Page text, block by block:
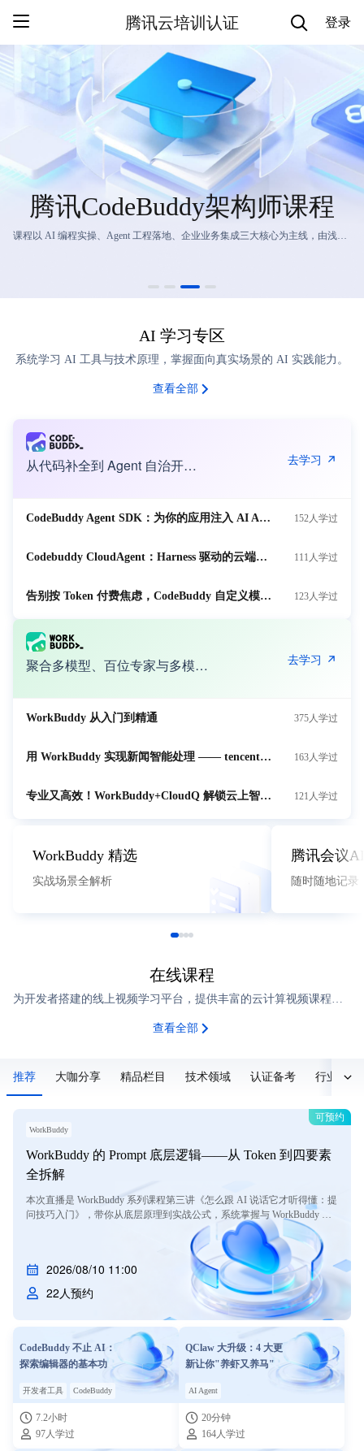
腾讯云培训认证 登录
腾讯CodeBuddy架构师课程
AI 学习专区
系统学习 AI 工具与技术原理，掌握面向真实场景的 AI 实践能力。
查看全部
从代码补全到 Agent 自治开发，系统掌握 AI 编程工作流。 去学习
CodeBuddy Agent SDK：为你的应用注入 AI Agent 能力 152人学过
Codebuddy CloudAgent：Harness 驱动的云端托管智能体 111人学过
告别按 Token 付费焦虑，CodeBuddy 自定义模型一键接入实战指南 123人学过
聚合多模型、百位专家与多模态，掌握复杂任务 AI 实操能力。 去学习
WorkBuddy 从入门到精通 375人学过
用 WorkBuddy 实现新闻智能处理 —— tencent-news skill 的高效打开方式 163人学过
专业又高效！WorkBuddy+CloudQ 解锁云上智能治理新体验 121人学过
WorkBuddy 精选
实战场景全解析
腾讯会议
随时随地记录
在线课程
为开发者搭建的线上视频学习平台，提供丰富的云计算视频课程，助力开发者提升自身技术能力。
查看全部
推荐 大咖分享 精品栏目 技术领域 认证备考 行业方案
可预约
WorkBuddy
WorkBuddy 的 Prompt 底层逻辑——从 Token 到四要素
全拆解
本次直播是 WorkBuddy 系列课程第三讲《怎么跟 AI 说话它才听得懂：提
问技巧入门》，带你从底层原理到实战公式，系统掌握与 WorkBuddy 高
2026/08/10 11:00
22人预约
CodeBuddy 不止 AI：
探索编辑器的基本功
开发者工具 CodeBuddy
7.2小时
97人学过
QClaw 大升级：4 大更
新让你"养虾又养马"
AI Agent
20分钟
164人学过